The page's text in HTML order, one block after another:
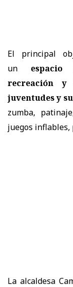
El principal
un
recreación y
juventudes y
zumba,
juegos inflables,
La alcaldesa